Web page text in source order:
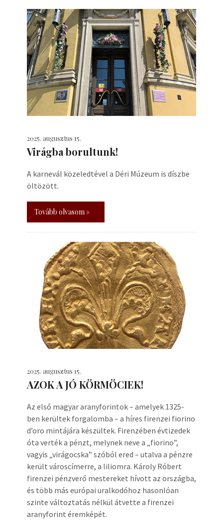
2025. augusztus 15.
Virágba borultunk!
A karnevál közeledtével a Déri Múzeum is díszbe
öltözött.
Tovább olvasom »
2025. augusztus 15.
AZOK A JÓ KÖRMÖCIEK!
Az első magyar aranyforintok – amelyek 1325-
ben kerültek forgalomba – a híres firenzei fiorino
d’oro mintájára készültek. Firenzében évtizedek
óta verték a pénzt, melynek neve a „fiorino”,
vagyis „virágocska” szóból ered – utalva a pénzre
került városcímerre, a liliomra. Károly Róbert
firenzei pénzverő mestereket hívott az országba,
és több más európai uralkodóhoz hasonlóan
szinte változtatás nélkül átvette a firenzei
aranyforint éremképét.